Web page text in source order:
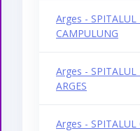
Arges -
CAMPULUNG
Arges -
ARGES
Arges - SPITALUL